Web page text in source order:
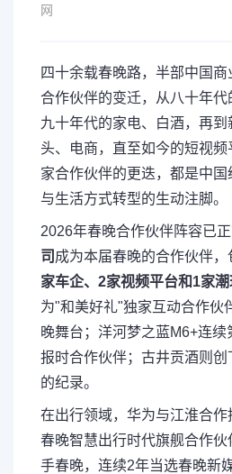
网
四十余载春晚路，半部中国
合作伙伴的变迁，从八十年代
九十年代的家电、白酒，再到
头、电商，直至如今的短视
家合作伙伴的更迭，都是中
与生活方式转型的生动注脚。
2026年春晚合作伙伴阵容已正
司 成为本届春晚的合作伙伴，
家车企、2家视频平台和1家
为"和美好礼"独家互动合作伙
晚舞台；洋河梦之蓝M6+连
报时合作伙伴；古井贡酒则
的纪录。
在出行领域，华为与江淮合
春晚智慧出行时代旗舰合作
手春晚，连续2年当选春晚新